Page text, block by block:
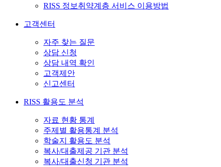
RISS 정보취약계층 서비스 이용방법
고객센터
자주 찾는 질문
상담 신청
상담 내역 확인
고객제안
신고센터
RISS 활용도 분석
자료 현황 통계
주제별 활용통계 분석
학술지 활용도 분석
복사/대출제공 기관 분석
복사/대출신청 기관 분석